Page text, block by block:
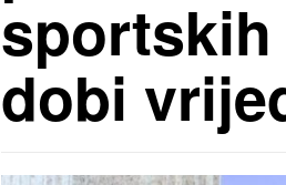
dobi